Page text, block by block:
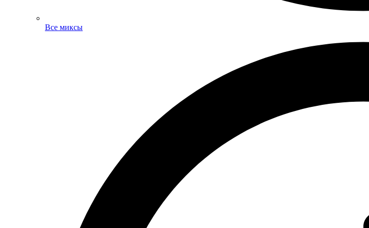
Все миксы